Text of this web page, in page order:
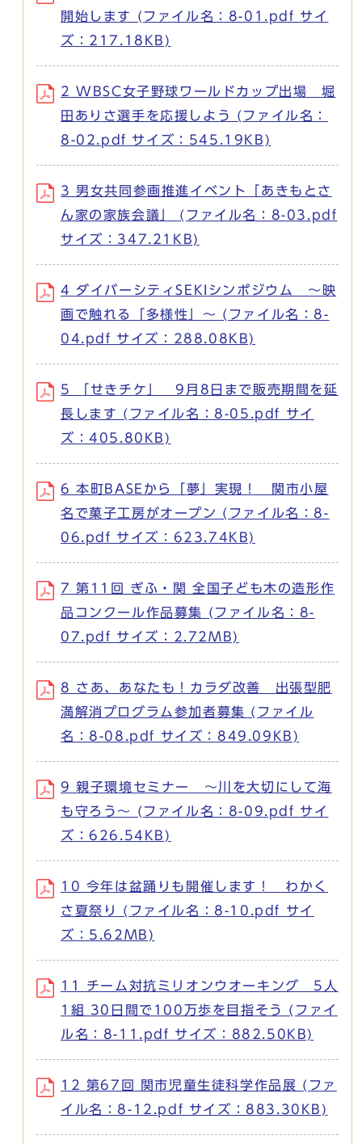
開始します (ファイル名：8-01.pdf サイ
ズ：217.18KB)
2 WBSC女子野球ワールドカップ出場 堀
田ありさ選手を応援しよう (ファイル名：
8-02.pdf サイズ：545.19KB)
3 男女共同参画推進イベント「あきもとさ
ん家の家族会議」 (ファイル名：8-03.pdf
サイズ：347.21KB)
4 ダイバーシティSEKIシンポジウム ～映
画で触れる「多様性」～ (ファイル名：8-
04.pdf サイズ：288.08KB)
5 「せきチケ」 9月8日まで販売期間を延
長します (ファイル名：8-05.pdf サイ
ズ：405.80KB)
6 本町BASEから「夢」実現！ 関市小屋
名で菓子工房がオープン (ファイル名：8-
06.pdf サイズ：623.74KB)
7 第11回 ぎふ・関 全国子ども木の造形作
品コンクール作品募集 (ファイル名：8-
07.pdf サイズ：2.72MB)
8 さあ、あなたも！カラダ改善 出張型肥
満解消プログラム参加者募集 (ファイル
名：8-08.pdf サイズ：849.09KB)
9 親子環境セミナー ～川を大切にして海
も守ろう～ (ファイル名：8-09.pdf サイ
ズ：626.54KB)
10 今年は盆踊りも開催します！ わかく
さ夏祭り (ファイル名：8-10.pdf サイ
ズ：5.62MB)
11 チーム対抗ミリオンウオーキング 5人
1組 30日間で100万歩を目指そう (ファイ
ル名：8-11.pdf サイズ：882.50KB)
12 第67回 関市児童生徒科学作品展 (ファ
イル名：8-12.pdf サイズ：883.30KB)